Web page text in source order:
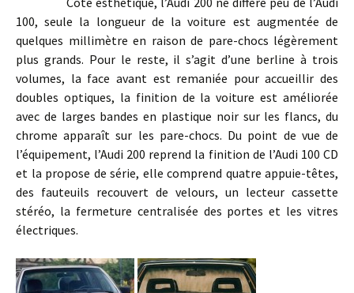
100, seule la longueur de la voiture est augmentée de
quelques millimètre en raison de pare-chocs légèrement
plus grands. Pour le reste, il s’agit d’une berline à trois
volumes, la face avant est remaniée pour accueillir des
doubles optiques, la finition de la voiture est améliorée
avec de larges bandes en plastique noir sur les flancs, du
chrome apparaît sur les pare-chocs. Du point de vue de
l’équipement, l’Audi 200 reprend la finition de l’Audi 100 CD
et la propose de série, elle comprend quatre appuie-têtes,
des fauteuils recouvert de velours, un lecteur cassette
stéréo, la fermeture centralisée des portes et les vitres
électriques.